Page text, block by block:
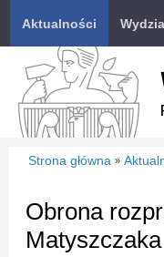
Aktualności
Strona główna »
Obrona
Matyszczaka